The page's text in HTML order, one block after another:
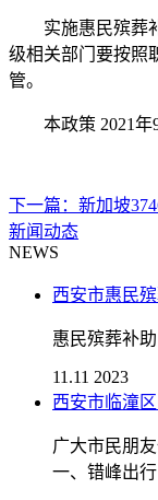
实施惠民殡葬补
级相关部门要按照
管。
本政策 2021年9
下一篇：新加坡
新闻动态
NEWS
西安市惠民
惠民殡葬补助
11.11 2023
西安市临潼
广大市民朋
一、错峰出